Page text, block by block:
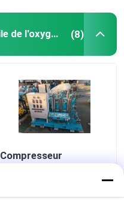
Compresseur exempt d'huile de l'oxygène (8)
Compresseur